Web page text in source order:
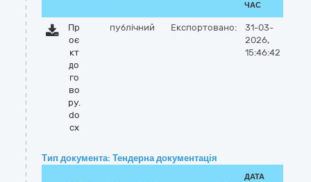
ЧАС
Пр
оє
кт
до
го
во
ру.
do
cx
публічний Експортовано:
31-03-
2026,
15:46:42
Тип документа: Тендерна документація
ДАТА